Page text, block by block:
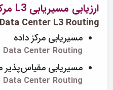
ارزیابی مسیریابی L3 مرکز داده
Data Center L3 Routing
مسیریابی مرکز داده
Data Center Routing
مسیریابی مقیاس‌پذیر
Data Center Routing